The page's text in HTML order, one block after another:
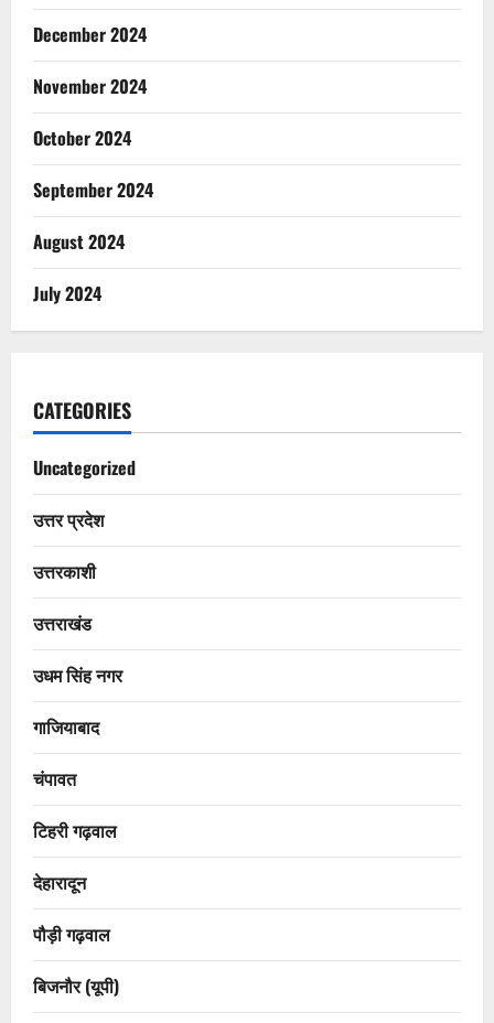
December 2024
November 2024
October 2024
September 2024
August 2024
July 2024
CATEGORIES
Uncategorized
उत्तर प्रदेश
उत्तरकाशी
उत्तराखंड
उधम सिंह नगर
गाजियाबाद
चंपावत
टिहरी गढ़वाल
देहारादून
पौड़ी गढ़वाल
बिजनौर (यूपी)